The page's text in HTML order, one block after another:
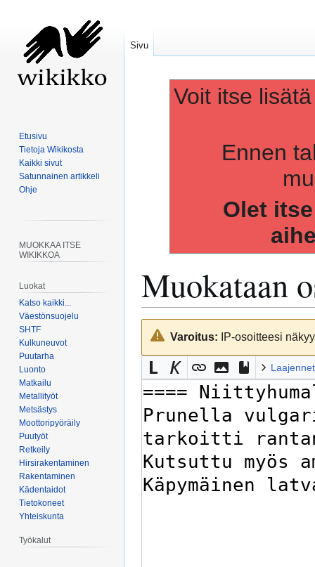
Voit itse
Ennen
Olet
Muokataan
Siirry
navigaatioon
Siirry
hakuunVaroitus: IP-osoitteesi
Sivu
Etusivu
Tietoja Wikikosta
Kaikki sivut
Satunnainen artikkeli
Ohje
MUOKKAA ITSE
WIKIKKOA
Luokat
Katso kaikki...
Väestönsuojelu
SHTF
Kulkuneuvot
Puutarha
Luonto
Matkailu
Metallityöt
Metsästys
Moottoripyöräily
Puutyöt
Retkeily
Hirsirakentaminen
Rakentaminen
Kädentaidot
Tietokoneet
Yhteiskunta
Työkalut